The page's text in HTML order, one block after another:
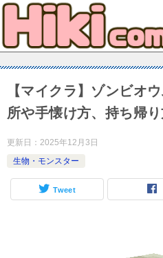
【マイクラ】ゾンビオ
所や手懐け方、持ち帰
更新日： 2025年12月3日
生物・モンスター
Tweet